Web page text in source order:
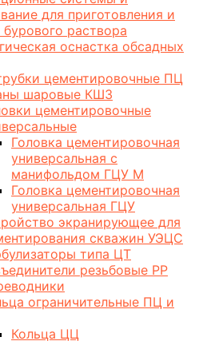
для приготовления и
раствора
оснастка обсадных
цементировочные ПЦ
шаровые КШЗ
цементировочные
Головка цементировочная
универсальная с
манифольдом ГЦУ М
Головка цементировочная
универсальная ГЦУ
экранирующее для
скважин УЭЦС
типа ЦТ
резьбовые РР
ограничительные ПЦ и
Кольца ЦЦ